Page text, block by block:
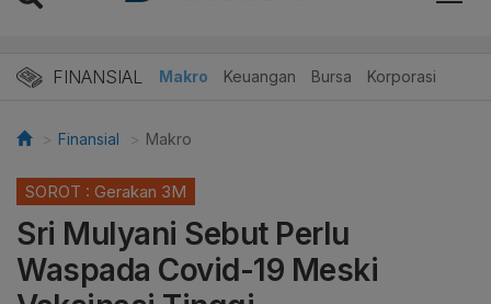
FINANSIAL Makro Keuangan Bursa Korporasi
Finansial Makro
SOROT : Gerakan 3M
Sri Mulyani Sebut Perlu
Waspada Covid-19 Meski